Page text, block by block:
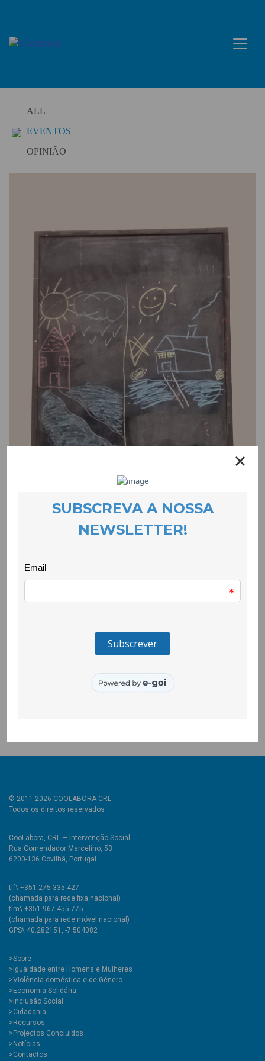
content
ALL
EVENTOS
OPINIÃO
devo.L.ver – Gabinete de Apoio Psicológico
e Psicoterapêutico para Crianças e Jovens
EVENTOS
23 March 2022
todas elas a ser acompanhadas a nível psicoterapêutico. O
número crescente de encaminhamentos, bem como as
especificidades das problemáticas que têm surgido, levaram a
que a equipa do devo.L.ver crescesse, contando agora com
Filipa Gomes, psicóloga, que se juntou à Ana Bernardino, a
© 2011-2026 COOLABORA CRL
Todos os direitos reservados
CooLabora, CRL — Intervenção Social
Rua Comendador Marcelino, 53
6200-136 Covilhã, Portugal
tlf\ +351 275 335 427
(chamada para rede fixa nacional)
tlm\ +351 967 455 775
(chamada para rede móvel nacional)
GPS\ 40.282151, -7.504082
>Sobre
>Igualdade entre Homens e Mulheres
>Violência doméstica e de Género
>Economia Solidária
>Inclusão Social
>Cidadania
>Recursos
>Projectos Concluídos
>Notícias
>Contactos